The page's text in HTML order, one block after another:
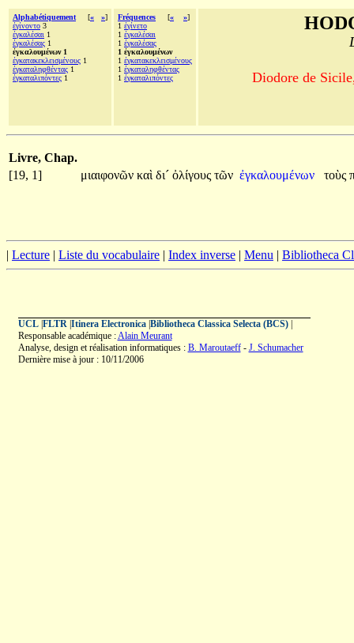
Alphabétiquement [« »]
ἐγίνοντο 3
ἐγκαλέσαι 1
ἐγκαλέσας 1
ἐγκαλουμένων 1
ἐγκατακεκλεισμένους 1
ἐγκαταληφθέντας 1
ἐγκαταλιπόντες 1
Fréquences [« »]
1 ἐγίνετο
1 ἐγκαλέσαι
1 ἐγκαλέσας
1 ἐγκαλουμένων
1 ἐγκατακεκλεισμένους
1 ἐγκαταληφθέντας
1 ἐγκαταλιπόντες Diodore de
Livre, Chap.
[19, 1]
μιαιφονῶν καὶ δι´ ὀλίγους τῶν ἐγκαλουμένων τοὺς
| Lecture | Liste du vocabulaire | Index inverse | Menu | Bibliotheca
UCL| FLTR| Itinera Electronica| Bibliotheca Classica Selecta (BCS)|
Responsable académique :Alain Meurant
Analyse, design et réalisation informatiques : B. Maroutaeff- J. Schumacher
Dernière mise à jour : 10/11/2006